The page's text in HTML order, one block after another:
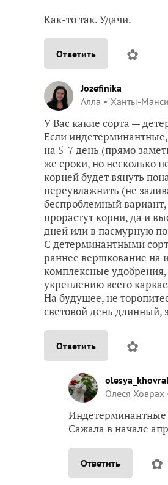
Как-то так. Удачи.
Ответить ✿
Jozefinika
Алла
Ханты-
У Вас какие сорта —
Если
на 5-7 день (прямо
же сроки, но несколько
корней будет вянуть
переувлажнить (не
беспроблемный вариант,
прорастут корни, да и
дней или в пасмурную
С детерминантными
раннее вершкование на
комплексные удобрения,
укреплению всего
На будущее, не
световой день длинный,
Ответить ✿
Олеся Ховрах
Индетерминантные
Сажала в начале
Ответить ✿